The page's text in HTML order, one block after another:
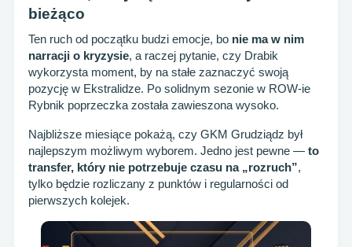
bieżąco
Ten ruch od początku budzi emocje, bo nie ma w nim
narracji o kryzysie, a raczej pytanie, czy Drabik
wykorzysta moment, by na stałe zaznaczyć swoją
pozycję w Ekstralidze. Po solidnym sezonie w ROW-ie
Rybnik poprzeczka została zawieszona wysoko.
Najbliższe miesiące pokażą, czy GKM Grudziądz był
najlepszym możliwym wyborem. Jedno jest pewne — to
transfer, który nie potrzebuje czasu na „rozruch”,
tylko będzie rozliczany z punktów i regularności od
pierwszych kolejek.